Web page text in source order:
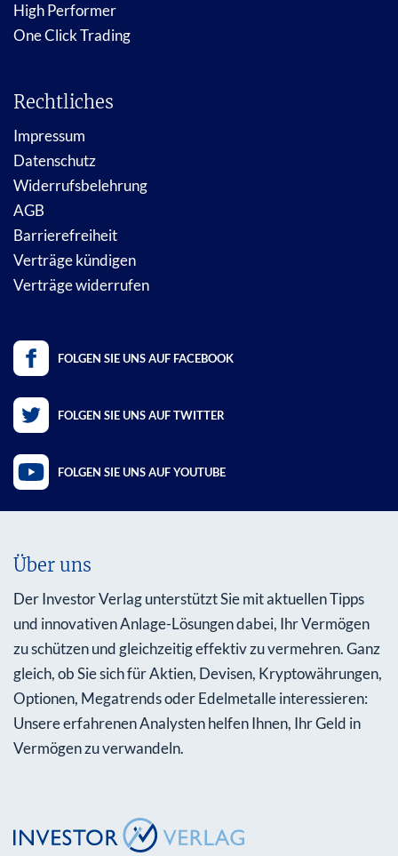
High Performer
One Click Trading
Rechtliches
Impressum
Datenschutz
Widerrufsbelehrung
AGB
Barrierefreiheit
Verträge kündigen
Verträge widerrufen
FOLGEN SIE UNS AUF FACEBOOK
FOLGEN SIE UNS AUF TWITTER
FOLGEN SIE UNS AUF YOUTUBE
Über uns
Der Investor Verlag unterstützt Sie mit aktuellen Tipps
und innovativen Anlage-Lösungen dabei, Ihr Vermögen
zu schützen und gleichzeitig effektiv zu vermehren. Ganz
gleich, ob Sie sich für Aktien, Devisen, Kryptowährungen,
Optionen, Megatrends oder Edelmetalle interessieren:
Unsere erfahrenen Analysten helfen Ihnen, Ihr Geld in
Vermögen zu verwandeln.